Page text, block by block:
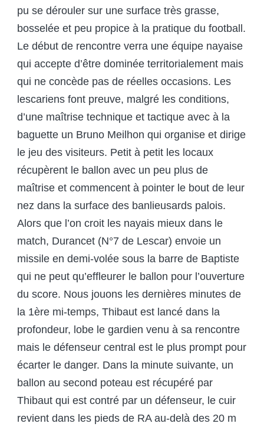
pu se dérouler sur une surface très grasse,
bosselée et peu propice à la pratique du football.
Le début de rencontre verra une équipe nayaise
qui accepte d’être dominée territorialement mais
qui ne concède pas de réelles occasions. Les
lescariens font preuve, malgré les conditions,
d’une maîtrise technique et tactique avec à la
baguette un Bruno Meilhon qui organise et dirige
le jeu des visiteurs. Petit à petit les locaux
récupèrent le ballon avec un peu plus de
maîtrise et commencent à pointer le bout de leur
nez dans la surface des banlieusards palois.
Alors que l’on croit les nayais mieux dans le
match, Durancet (N°7 de Lescar) envoie un
missile en demi-volée sous la barre de Baptiste
qui ne peut qu’effleurer le ballon pour l’ouverture
du score. Nous jouons les dernières minutes de
la 1ère mi-temps, Thibaut est lancé dans la
profondeur, lobe le gardien venu à sa rencontre
mais le défenseur central est le plus prompt pour
écarter le danger. Dans la minute suivante, un
ballon au second poteau est récupéré par
Thibaut qui est contré par un défenseur, le cuir
revient dans les pieds de RA au-delà des 20 m